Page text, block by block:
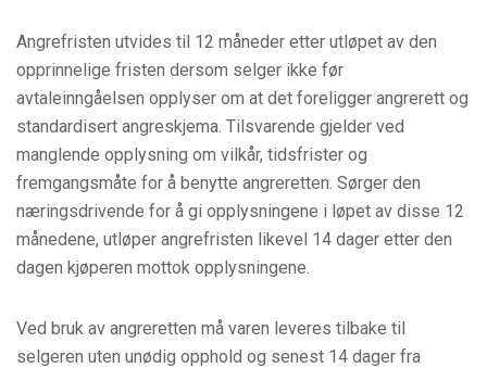
Angrefristen utvides til 12 måneder etter utløpet av den
opprinnelige fristen dersom selger ikke før
avtaleinngåelsen opplyser om at det foreligger angrerett og
standardisert angreskjema. Tilsvarende gjelder ved
manglende opplysning om vilkår, tidsfrister og
fremgangsmåte for å benytte angreretten. Sørger den
næringsdrivende for å gi opplysningene i løpet av disse 12
månedene, utløper angrefristen likevel 14 dager etter den
dagen kjøperen mottok opplysningene.
Ved bruk av angreretten må varen leveres tilbake til
selgeren uten unødig opphold og senest 14 dager fra